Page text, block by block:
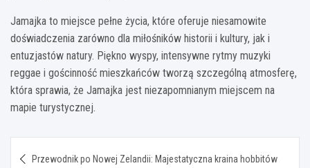
Jamajka to miejsce pełne życia, które oferuje niesamowite
doświadczenia zarówno dla miłośników historii i kultury, jak i
entuzjastów natury. Piękno wyspy, intensywne rytmy muzyki
reggae i gościnność mieszkańców tworzą szczególną atmosferę,
która sprawia, że Jamajka jest niezapomnianym miejscem na
mapie turystycznej.
Przewodnik po Nowej Zelandii: Majestatyczna kraina hobbitów